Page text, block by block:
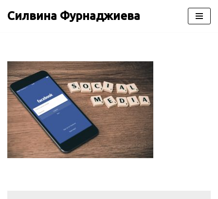
Силвина Фурнаджиева